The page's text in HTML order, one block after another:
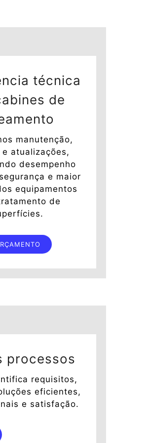
técnica
de
manutenção,
e atualizações,
desempenho
e maior
equipamentos
de
processos
requisitos,
eficientes,
e satisfação.